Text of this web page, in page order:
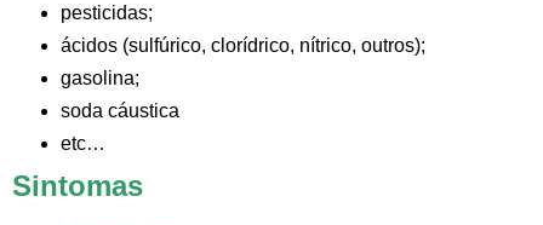
pesticidas;
ácidos (sulfúrico, clorídrico, nítrico, outros);
gasolina;
soda cáustica
etc…
Sintomas